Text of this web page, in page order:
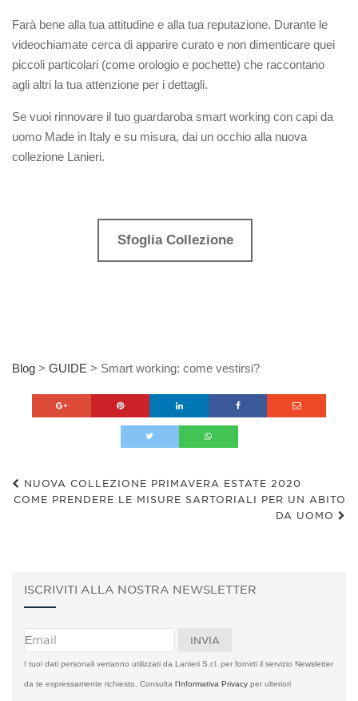
Farà bene alla tua attitudine e alla tua reputazione. Durante le
videochiamate cerca di apparire curato e non dimenticare quei
piccoli particolari (come orologio e pochette) che raccontano
agli altri la tua attenzione per i dettagli.
Se vuoi rinnovare il tuo guardaroba smart working con capi da
uomo Made in Italy e su misura, dai un occhio alla nuova
collezione Lanieri.
Sfoglia Collezione
Blog > GUIDE > Smart working: come vestirsi?
NUOVA COLLEZIONE PRIMAVERA ESTATE 2020
COME PRENDERE LE MISURE SARTORIALI PER UN ABITO
DA UOMO
ISCRIVITI ALLA NOSTRA NEWSLETTER
I tuoi dati personali verranno utilizzati da Lanieri S.r.l. per fornirti il servizio Newsletter
da te espressamente richiesto. Consulta l'Informativa Privacy per ulteriori